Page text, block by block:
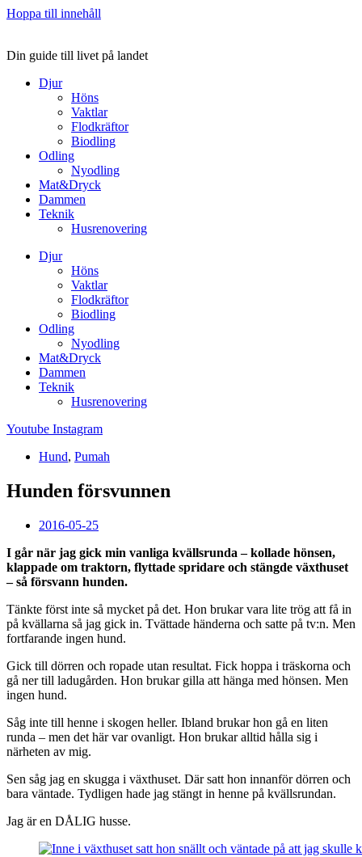
Hoppa till innehåll
Din guide till livet på landet
Djur
Höns
Vaktlar
Flodkräftor
Biodling
Odling
Nyodling
Mat&Dryck
Dammen
Teknik
Husrenovering
Djur
Höns
Vaktlar
Flodkräftor
Biodling
Odling
Nyodling
Mat&Dryck
Dammen
Teknik
Husrenovering
Youtube Instagram
Hund, Pumah
Hunden försvunnen
2016-05-25
I går när jag gick min vanliga kvällsrunda – kollade hönsen,
klappade om traktorn, flyttade spridare och stängde växthuset
– så försvann hunden.
Tänkte först inte så mycket på det. Hon brukar vara lite trög att få in
på kvällarna så jag gick in. Tvättade händerna och satte på tv:n. Men
fortfarande ingen hund.
Gick till dörren och ropade utan resultat. Fick hoppa i träskorna och
gå ner till ladugården. Hon brukar gilla att hänga med hönsen. Men
ingen hund.
Såg inte till henne i skogen heller. Ibland brukar hon gå en liten
runda – men det här var ovanligt. Hon brukar alltid hålla sig i
närheten av mig.
Sen såg jag en skugga i växthuset. Där satt hon innanför dörren och
bara väntade. Tydligen hade jag stängt in henne på kvällsrundan.
Jag är en DÅLIG husse.